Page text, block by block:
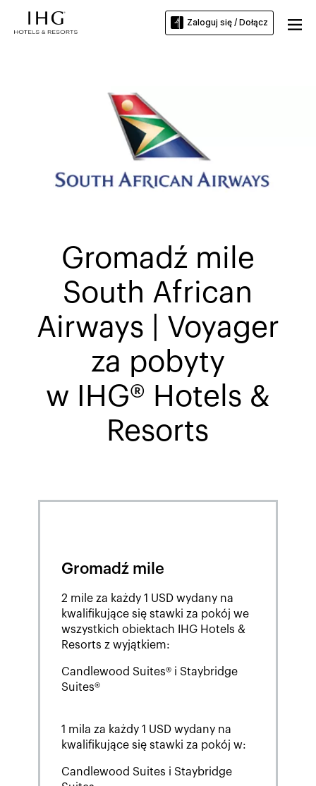
Zaloguj się / Dołącz
Gromadź mile
South African
Airways | Voyager
za pobyty
w IHG® Hotels &
Resorts
Gromadź mile
2 mile za każdy 1 USD wydany na
kwalifikujące się stawki za pokój we
wszystkich obiektach IHG Hotels &
Resorts z wyjątkiem:
Candlewood Suites® i Staybridge
Suites®
1 mila za każdy 1 USD wydany na
kwalifikujące się stawki za pokój w:
Candlewood Suites i Staybridge